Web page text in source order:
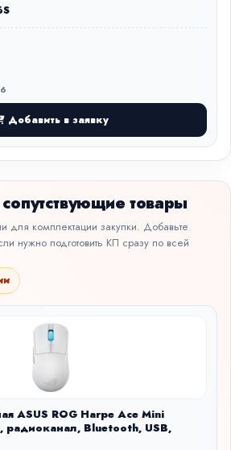
Добавить в заявку
товары
для комплектации закупки. Добавьте
нужно подготовить КП сразу по всей
ASUS ROG Harpe Ace Mini
Bluetooth, USB,